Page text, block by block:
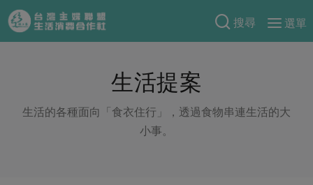
搜尋
選單
產品分類
一籃菜 當令水果
蕈菇類
食材
特別企畫
生活提案
生活的各種面向「食衣住行」，透過食物串連生活的大
小事。